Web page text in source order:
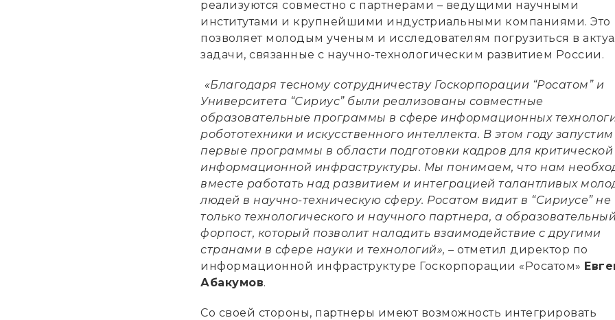
реализуются совместно с партнерами – ведущими научными
институтами и крупнейшими индустриальными компаниями. Это
позволяет молодым ученым и исследователям погрузиться в
задачи, связанные с научно-технологическим развитием России.
«Благодаря тесному сотрудничеству Госкорпорации “Росатом” и
Университета “Сириус” были реализованы совместные
образовательные программы в сфере информационных
робототехники и искусственного интеллекта. В этом году запустим
первые программы в области подготовки кадров для критической
информационной инфраструктуры. Мы понимаем, что нам
вместе работать над развитием и интеграцией талантливых
людей в научно-техническую сферу. Росатом видит в “Сириусе” не
только технологического и научного партнера, а
форпост, который позволит наладить взаимодействие с другими
странами в сфере науки и технологий», – отметил директор по
информационной инфраструктуре Госкорпорации «Росатом»
Абакумов.
Со своей стороны, партнеры имеют возможность интегрировать